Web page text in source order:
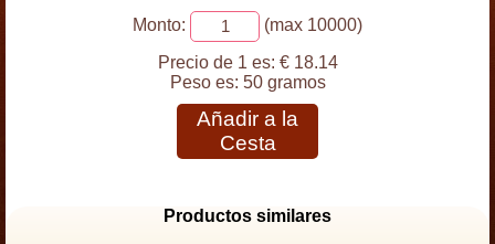
Monto:
(max 10000)
Precio de 1 es: € 18.14
Peso es: 50 gramos
Añadir a la
Cesta
Productos similares